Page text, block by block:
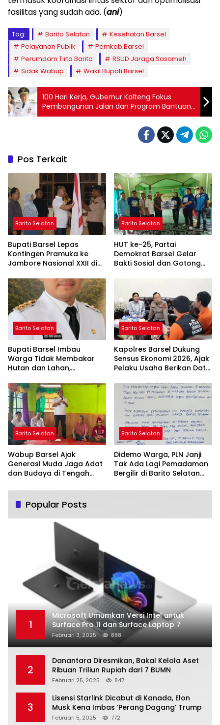
fasilitas yang sudah ada. (ani)
Tag: Barito Selatan
Kesehatan Barsel
Pelayanan Publik
Pemkab Barsel
Perumdam Tirta Barito
RSUD Jaraga Sasameh
Sidak Wabup
Wakil Bupati Barsel
100 Hari Kerja, Gubernur Kalteng Fokus
Pembangunan Jalan dan Program Bantuan
Sosial
Pos Terkait
Barito Selatan
Bupati Barsel Lepas
Kontingen Pramuka ke
Jambore Nasional XXII di
Barito Selatan
HUT ke-25, Partai
Demokrat Barsel Gelar
Bakti Sosial dan Gotong
Ashfiya
Barito Selatan
Bupati Barsel Imbau
Warga Tidak Membakar
Hutan dan Lahan,
Bebas Kabut Asap
Barito Selatan
Kapolres Barsel Dukung
Sensus Ekonomi 2026, Ajak
Pelaku Usaha Berikan Data
Barito Selatan
Wabup Barsel Ajak
Generasi Muda Jaga Adat
dan Budaya di Tengah
Barito Selatan
Didemo Warga, PLN Janji
Tak Ada Lagi Pemadaman
Bergilir di Barito Selatan
Popular Posts
1
Microsoft Umumkan Versi Intel untuk
Surface Pro 11 dan Surface Laptop 7
Februari 3, 2025 888
2
Danantara Diresmikan, Bakal Kelola Aset
Ribuan Triliun Rupiah dari 7 BUMN
Februari 25, 2025 847
3
Lisensi Starlink Dicabut di Kanada, Elon
Musk Kena Imbas ‘Perang Dagang’ Trump
Februari 5, 2025 772